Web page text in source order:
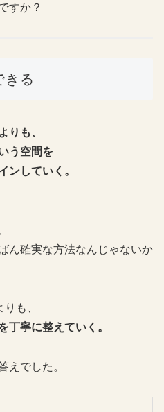
すか？
きる
りも、
う空間を
ンしていく。
ん確実な方法なんじゃないか
も、
丁寧に整えていく。
えでした。